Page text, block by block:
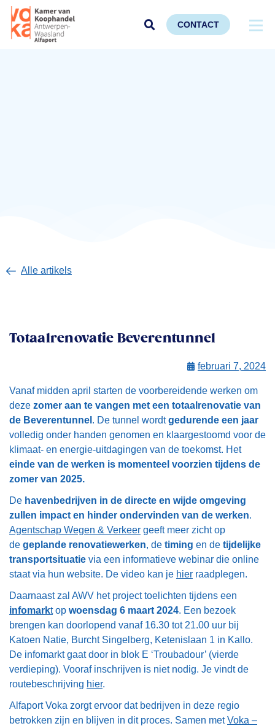
CONTACT
Alle artikels
Totaalrenovatie Beverentunnel
februari 7, 2024
Vanaf midden april starten de voorbereidende werken om
deze zomer aan te vangen met een totaalrenovatie van
de Beverentunnel . De tunnel wordtgedurende een jaar
volledig onder handen genomen en klaargestoomd voor de
klimaat- en energie-uitdagingen van de toekomst. Het
einde van de werken is momenteel voorzien tijdens de
zomer van 2025.
De havenbedrijven in de directe en wijde omgeving
zullen impact en hinder ondervinden van de werken.
Agentschap Wegen & Verkeer geeft meer zicht op
de geplande renovatiewerken, de timing en de tijdelijke
transportsituatie via een informatieve webinar die online
staat via hun website. De video kan je hier raadplegen.
Daarnaast zal AWV het project toelichten tijdens een
infomarktop woensdag 6 maart 2024. Een bezoek
brengen kan doorlopend vanaf 16.30 tot 21.00 uur bij
Katoen Natie, Burcht Singelberg, Ketenislaan 1 in Kallo.
De infomarkt gaat door in blok E ‘Troubadour’ (vierde
verdieping). Vooraf inschrijven is niet nodig. Je vindt de
routebeschrijving hier.
Alfaport Voka zorgt ervoor dat bedrijven in deze regio
betrokken zijn en blijven in dit proces. Samen metVoka –